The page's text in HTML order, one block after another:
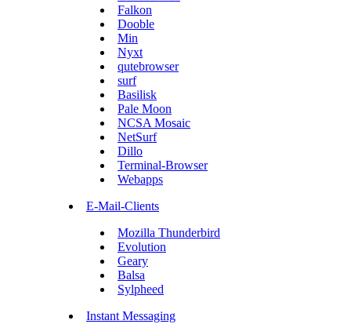
Falkon
Dooble
Min
Nyxt
qutebrowser
surf
Basilisk
Pale Moon
NCSA Mosaic
NetSurf
Dillo
Terminal-Browser
Webapps
E-Mail-Clients
Mozilla Thunderbird
Evolution
Geary
Balsa
Sylpheed
Instant Messaging